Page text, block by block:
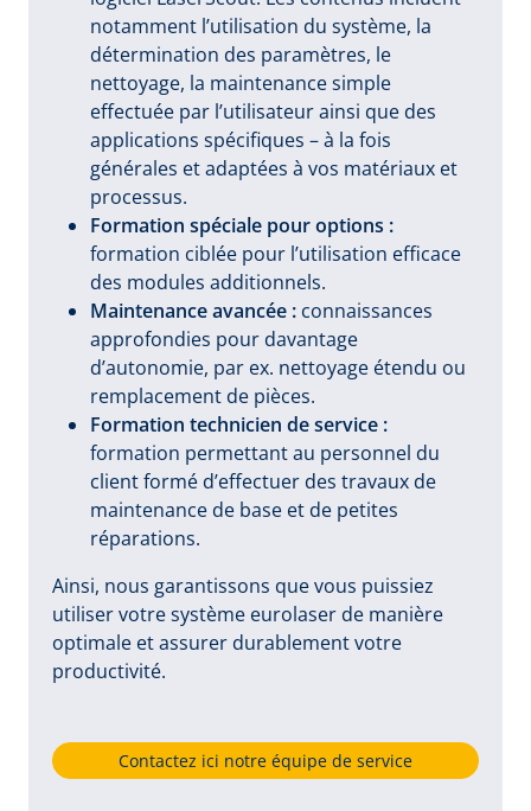
notamment l’utilisation du système, la
détermination des paramètres, le
nettoyage, la maintenance simple
effectuée par l’utilisateur ainsi que des
applications spécifiques – à la fois
générales et adaptées à vos matériaux et
processus.
Formation spéciale pour options :
formation ciblée pour l’utilisation efficace
des modules additionnels.
Maintenance avancée : connaissances
approfondies pour davantage
d’autonomie, par ex. nettoyage étendu ou
remplacement de pièces.
Formation technicien de service :
formation permettant au personnel du
client formé d’effectuer des travaux de
maintenance de base et de petites
réparations.
Ainsi, nous garantissons que vous puissiez
utiliser votre système eurolaser de manière
optimale et assurer durablement votre
productivité.
Contactez ici notre équipe de service